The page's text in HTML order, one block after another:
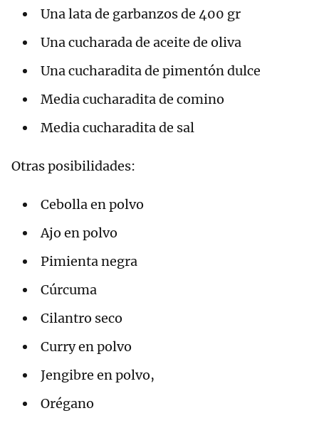
Una lata de garbanzos de 400 gr
Una cucharada de aceite de oliva
Una cucharadita de pimentón dulce
Media cucharadita de comino
Media cucharadita de sal
Otras posibilidades:
Cebolla en polvo
Ajo en polvo
Pimienta negra
Cúrcuma
Cilantro seco
Curry en polvo
Jengibre en polvo,
Orégano